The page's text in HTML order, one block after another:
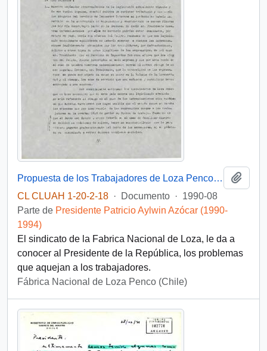
Propuesta de los Trabajadores de Loza Penco al sr. Presidente de la República
CL CLUAH 1-20-2-18 · Documento · 1990-08
Parte de Presidente Patricio Aylwin Azócar (1990-
1994)
El sindicato de la Fabrica Nacional de Loza, le da a
conocer al Presidente de la República, los problemas
que aquejan a los trabajadores.
Fábrica Nacional de Loza Penco (Chile)